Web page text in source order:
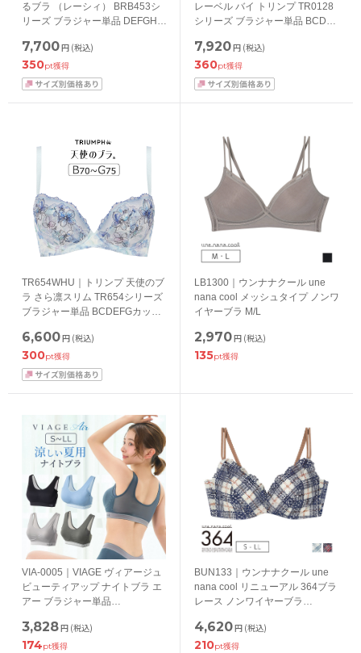
るブラ （レーシィ） BRB453シ
リーズ ブラジャー単品 DEFGHカ
7,700円 (税込)
350pt獲得
レーベル バイ トリンプ TR0128
シリーズ ブラジャー単品 BCDEF
65/70/75/80/85cm
7,920円 (税込)
360pt獲得
TR654WHU｜トリンプ 天使のブ
ラ さら凛スリム TR654シリーズ
ブラジャー単品 BCDEFGカップ
6,600円 (税込)
300pt獲得
LB1300｜ウンナナクール une
nana cool メッシュタイプ ノンワ
イヤーブラ M/L
2,970円 (税込)
135pt獲得
VIA-0005｜VIAGE ヴィアージュ
ビューティアップ ナイトブラ エ
アー ブラジャー単品
3,828円 (税込)
174pt獲得
BUN133｜ウンナナクール une
nana cool リニューアル 364ブラ
レース ノンワイヤーブラ
4,620円 (税込)
210pt獲得